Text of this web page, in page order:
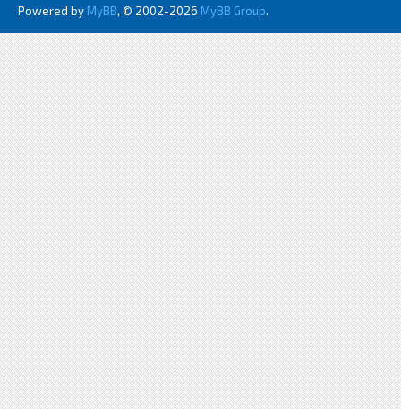
Powered by MyBB, © 2002-2026 MyBB Group.